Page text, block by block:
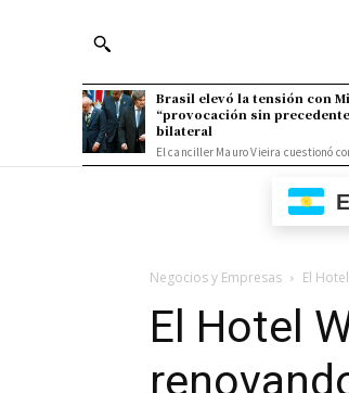
Brasil elevó la tensión con
“provocación sin
bilateral
El canciller Mauro Vieira cuestionó
Negocios y Empresas El
El Hotel